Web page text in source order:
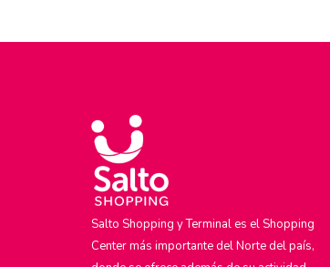
Salto Shopping y Terminal es el Shopping
Center más importante del Norte del país,